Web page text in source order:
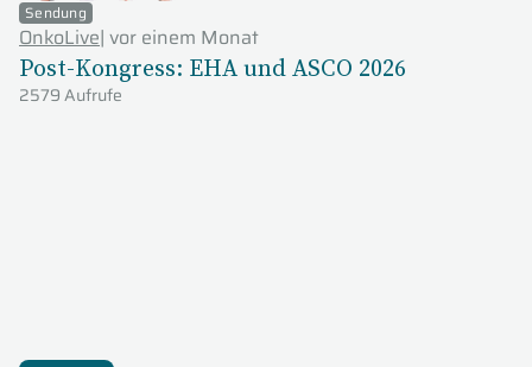
Sendung
OnkoLive| vor einem Monat
Post-Kongress: EHA und ASCO 2026
2579 Aufrufe